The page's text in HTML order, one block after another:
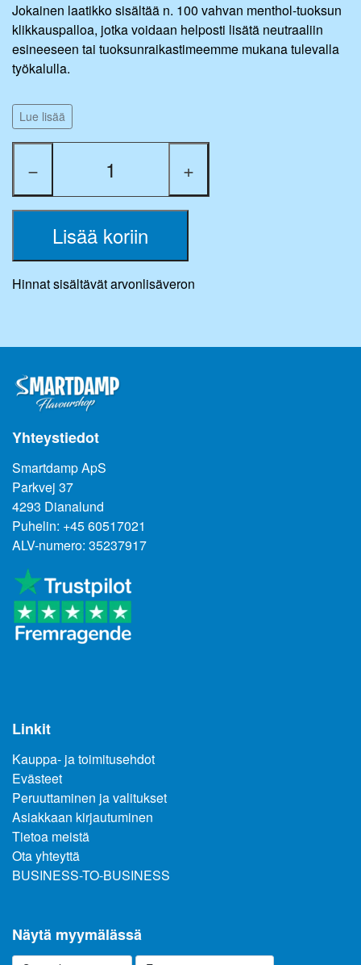
Jokainen laatikko sisältää n. 100 vahvan menthol-tuoksun
klikkauspalloa, jotka voidaan helposti lisätä neutraaliin
esineeseen tai tuoksunraikastimeemme mukana tulevalla
työkalulla.
Vaihtoehto ei ole vahvempi kuin normaalit mentoliaromi-
klikkauspallomme. Siinä on kuitenkin erilainen vivahde,
sillä se koostuu 2 eri mentoliaromin sekoituksesta.
Huomaa, että tämä variantti on hieman normaalia
suurempi, koska se sisältää hieman enemmän makua.
Tämä tarkoittaa, että sinun on oltava hieman varovaisempi,
kun nostat niitä mukana tulevalla tikulla.
Lue lisää
− +
Lisää koriin
Hinnat sisältävät arvonlisäveron
Yhteystiedot
Smartdamp ApS
Parkvej 37
4293 Dianalund
Puhelin: +45 60517021
ALV-numero: 35237917
Linkit
Kauppa- ja toimitusehdot
Evästeet
Peruuttaminen ja valitukset
Asiakkaan kirjautuminen
Tietoa meistä
Ota yhteyttä
BUSINESS-TO-BUSINESS
Näytä myymälässä